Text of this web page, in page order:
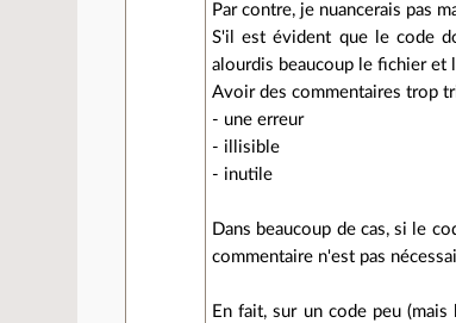
Par contre, je nuancerais pas
S'il est évident que le code
alourdis beaucoup le fichier et
Avoir des commentaires trop
- une erreur
- illisible
- inutile
Dans beaucoup de cas, si le
commentaire n'est pas
En fait, sur un code peu